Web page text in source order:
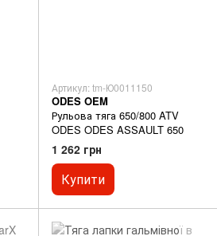
Артикул: tm-Ю0011150
ODES OEM
Рульова тяга 650/800 ATV
ODES ODES ASSAULT 650
1 262 грн
Купити